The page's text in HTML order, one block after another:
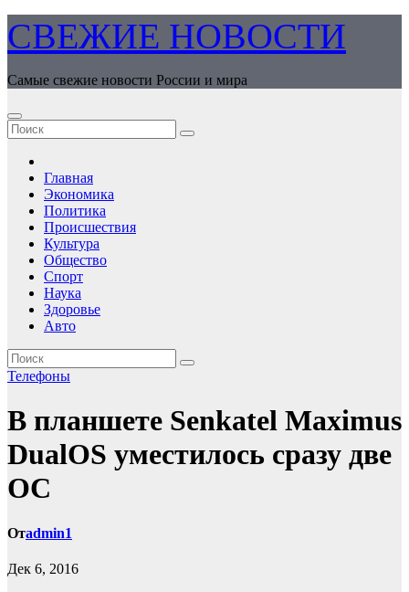
Перейти
к
содержимому
СВЕЖИЕ НОВОСТИ
Самые свежие новости России и мира
Главная
Экономика
Политика
Происшествия
Культура
Общество
Спорт
Наука
Здоровье
Авто
Телефоны
В планшете Senkatel Maximus
DualOS уместилось сразу две
ОС
Отadmin1
Дек 6, 2016